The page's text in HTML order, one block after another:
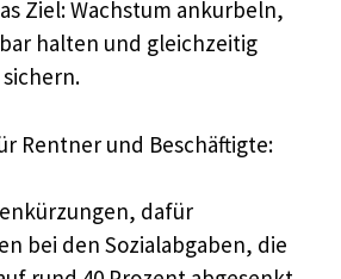
Ziel: Wachstum ankurbeln,
halten und gleichzeitig
Rentner und Beschäftigte:
dafür
bei den Sozialabgaben, die